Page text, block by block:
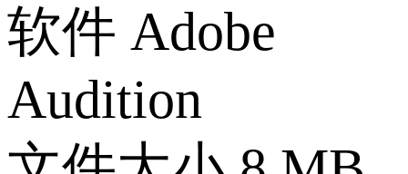
软件 Adobe
Audition